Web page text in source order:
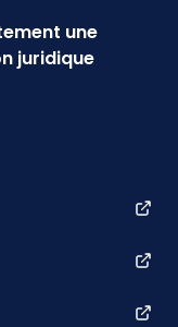
une
juridique